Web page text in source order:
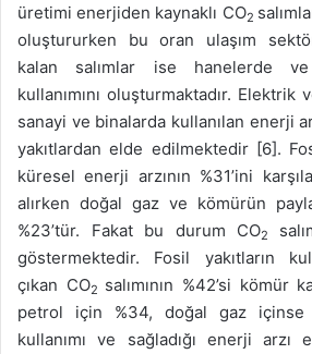
üretimi enerjiden kaynaklı CO2
oluştururken bu oran ulaşım
kalan salımlar ise hanelerde
kullanımını oluşturmaktadır. Elektrik
sanayi ve binalarda kullanılan enerji
yakıtlardan elde edilmektedir [6].
küresel enerji arzının %31’ini
alırken doğal gaz ve kömürün
%23’tür. Fakat bu durum CO2
göstermektedir. Fosil yakıtların
çıkan CO2 salımının %42’si kömür
petrol için %34, doğal gaz içinse
kullanımı ve sağladığı enerji